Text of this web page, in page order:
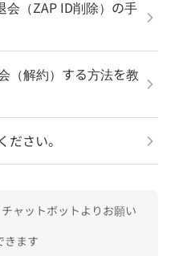
会（ZAP ID削除）の手
（解約）する方法を教
ださい。
ャットボットよりお願い
きます